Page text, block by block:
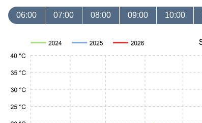
06:00 07:00 08:00 09:00 10:00